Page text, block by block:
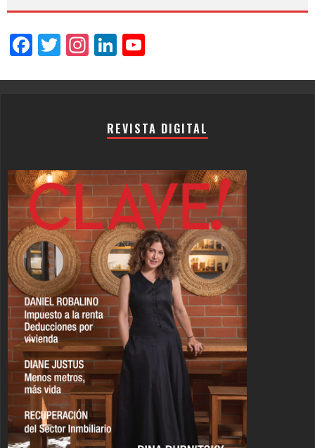
Facebook
Twitter
Instagram
LinkedIn
REVISTA DIGITAL